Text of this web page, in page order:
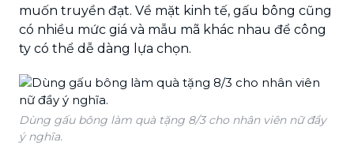
muốn truyền đạt. Về mặt kinh tế, gấu bông cũng
có nhiều mức giá và mẫu mã khác nhau để công
ty có thể dễ dàng lựa chọn.
Dùng gấu bông làm quà tặng 8/3 cho nhân viên nữ đầy
ý nghĩa.